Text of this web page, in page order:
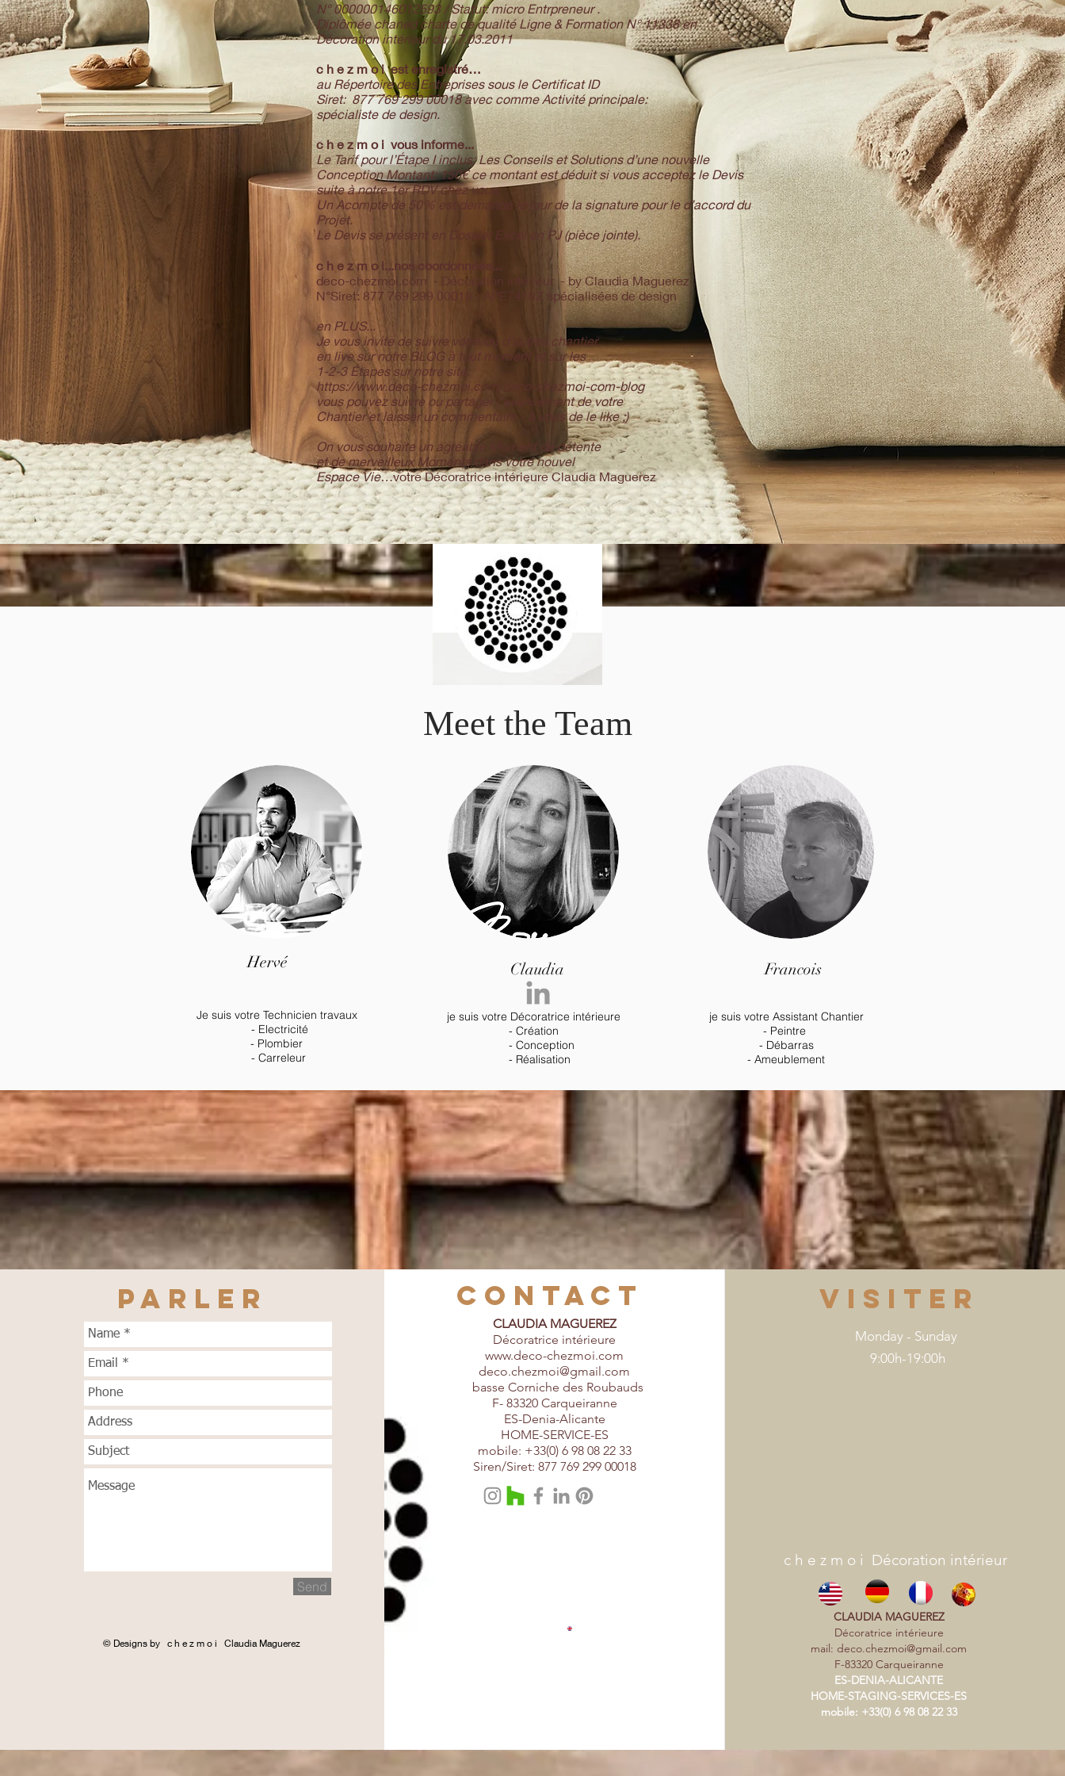
N° 000000146012593 / Statut: micro Entrpreneur .
Diplômée chaned charte de qualité Ligne & Formation N° 11338 en
Décoration intérieur du 17.03.2011
c h e z m o i est enregistré…
au Répertoire des Entreprises sous le Certificat ID
Siret: 877 769 299 00018 avec comme Activité principale:
spécialiste de design.
c h e z m o i vous informe...
Le Tarif pour l’Étape I inclus: Les Conseils et Solutions d’une nouvelle
Conception Montant: 150€ ce montant est déduit si vous acceptez le Devis
suite à notre 1er RDV chez vous.
Un Acompte de 50% est demandé le jour de la signature pour le d’accord du
Projet.
Le Devis se présent en Dossier Excel en PJ (pièce jointe).
c h e z m o i...nos coordonnées...
deco-chezmoi.com - Décoration intérieur - by Claudia Maguerez
N°Siret: 877 769 299 00018 - APE7410Z spécialisées de design
en PLUS...
Je vous invite de suivre votre/ou d’autres chantier
en live sur notre BLOG à tout moment et sur les
1-2-3 Étapes sur notre site:
https://www.deco-chezmoi.com/deco-chezmoi-com-blog
vous pouvez suivre ou partager l’avancement de votre
Chantier et laisser un commentaire - à vous de le like ;)
On vous souhaite un agréable Moment de détente
et de merveilleux Moments dans votre nouvel
Espace Vie…votre Décoratrice intérieure Claudia Maguerez
Meet the Team
Hervé
Je suis votre Technicien travaux
- Electricité
- Plombier
- Carreleur
Claudia
je suis votre Décoratrice intérieure
- Création
- Conception
- Réalisation
Francois
je suis votre Assistant Chantier
- Peintre
- Débarras
- Ameublement
PARLER
Send
© Designs by c h e z m o i Claudia Maguerez
contact
CLAUDIA MAGUEREZ
Décoratrice intérieure
www.deco-chezmoi.com
deco.chezmoi@gmail.com
basse Corniche des Roubauds
F- 83320 Carqueiranne
ES-Denia-Alicante
HOME-SERVICE-ES
mobile: +33(0) 6 98 08 22 33
Siren/Siret: 877 769 299 00018
VISITER
Monday - Sunday
9:00h-19:00h
c h e z m o i Décoration intérieur
CLAUDIA MAGUEREZ
Décoratrice intérieure
mail: deco.chezmoi@gmail.com
F-83320 Carqueiranne
ES-DENIA-ALICANTE
HOME-STAGING-SERVICES-ES
mobile: +33(0) 6 98 08 22 33